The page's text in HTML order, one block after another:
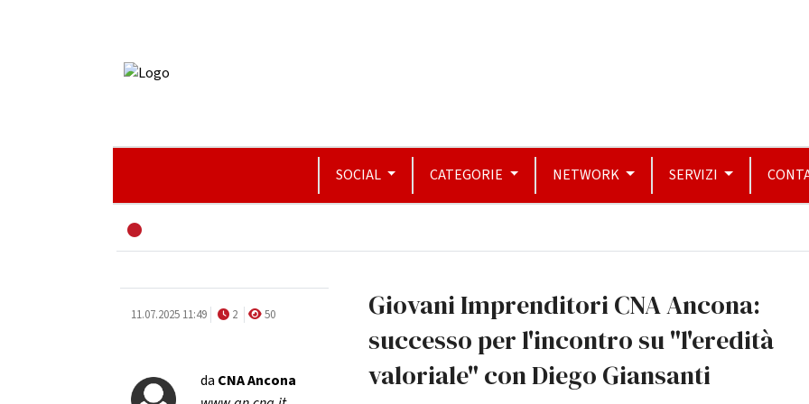
SOCIAL CATEGORIE NETWORK SERVIZI
11.07.2025 11:49 2 50
da CNA Ancona
Giovani Imprenditori CNA Ancona:
successo per l'incontro su "l'eredità
valoriale" con Diego Giansanti